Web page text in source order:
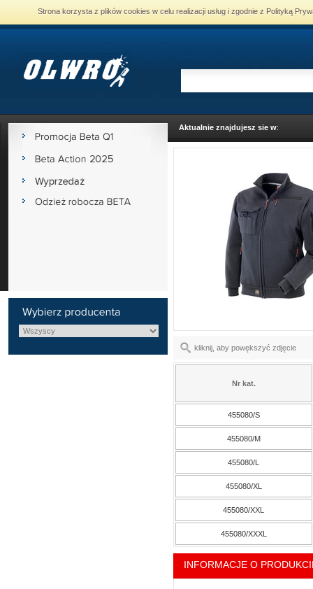
Strona korzysta z plików cookies w celu realizacji usług i zgodnie z Polityką
Aktualnie znajdujesz sie w:
kliknij, aby powększyć zdjęcie
Nr kat.
455080/S
455080/M
455080/L
455080/XL
455080/XXL
455080/XXXL
INFORMACJE O